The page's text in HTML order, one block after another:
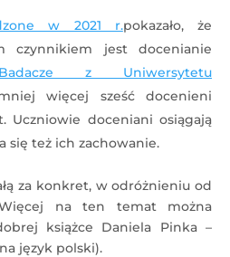
w 2021 r.pokazało, że
czynnikiem jest docenianie
Badacze z Uniwersytetu
więcej sześć docenieni
Uczniowie doceniani osiągają
się też ich zachowanie.
za konkret, w odróżnieniu od
na ten temat można
książce Daniela Pinka –
język polski).